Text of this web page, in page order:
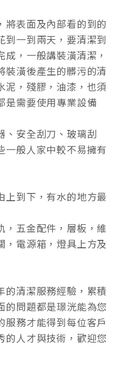
將表面及內部看的到的
到一到兩天，要清潔到
，一般講裝潢清潔，
裝潢後產生的髒污的清
泥，殘膠，油漆，也須
是需要使用專業設備
、安全刮刀、玻璃刮
一般人家中較不易擁有
上到下，有水的地方最
，五金配件，層板，維
，電源箱，燈具上方及
的清潔服務經驗，累積
的問題都是璟洸能為您
服務才能得到每位客戶
的人才與技術，歡迎您